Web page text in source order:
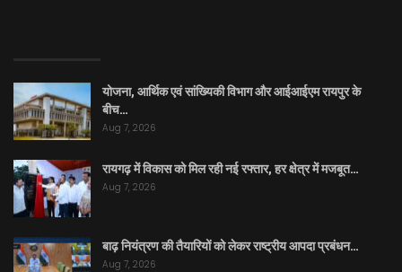
योजना, आर्थिक एवं सांख्यिकी विभाग और आईआईएम रायपुर के
बीच…
Aug 7, 2026
रायगढ़ में विकास को मिल रही नई रफ्तार, हर क्षेत्र में मजबूत…
Aug 7, 2026
बाढ़ नियंत्रण की तैयारियों को लेकर राष्ट्रीय आपदा प्रबंधन…
Aug 7, 2026